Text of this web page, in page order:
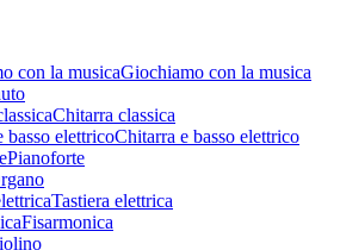
Giochiamo con la musica
Chitarra classica
Chitarra e basso elettrico
Pianoforte
Tastiera elettrica
Fisarmonica